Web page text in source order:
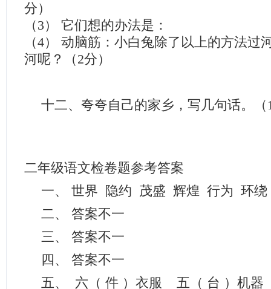
分）
（3） 它们想的办法是：
（4） 动脑筋：小白兔除了以上的方法过
河呢？（2分）
十二、夸夸自己的家乡，写几句话。（
二年级语文检卷题参考答案
一、 世界 隐约 茂盛 辉煌 行为 环
二、 答案不一
三、 答案不一
四、 答案不一
五、 六（ 件 ）衣服 五（ 台 ）机